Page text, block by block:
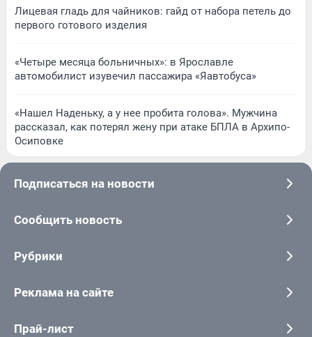
Лицевая гладь для чайников: гайд от набора петель до
первого готового изделия
«Четыре месяца больничных»: в Ярославле
автомобилист изувечил пассажира «Яавтобуса»
«Нашел Наденьку, а у нее пробита голова». Мужчина
рассказал, как потерял жену при атаке БПЛА в Архипо-
Осиповке
Подписаться на новости
Сообщить новость
Рубрики
Реклама на сайте
Прай-лист